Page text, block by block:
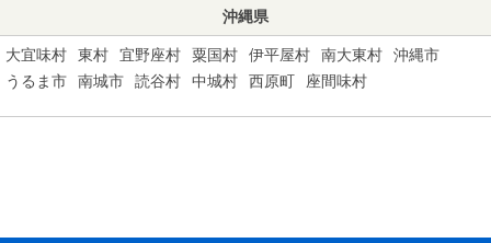
沖縄県
大宜味村 東村 宜野座村 粟国村 伊平屋村 南大東村
沖縄市
うるま市
南城市 読谷村 中城村 西原町 座間味村